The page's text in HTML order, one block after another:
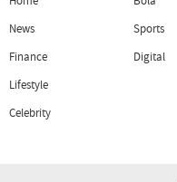
News
Finance
Lifestyle
Celebrity
Sports
Digital